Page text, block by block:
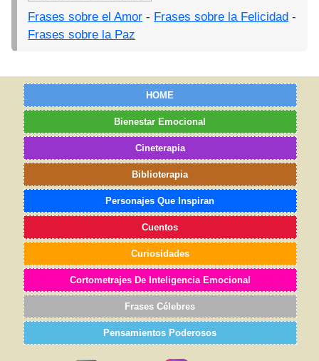
Frases sobre el Amor - Frases sobre la Felicidad -
Frases sobre la Paz
HOME
Bienestar Emocional
Cineterapia
Biblioterapia
Personajes Que Inspiran
Cuentos
Curiosidades
Cortometrajes De Inteligencia Emocional
Frases Célebres
Pensamientos Poderosos